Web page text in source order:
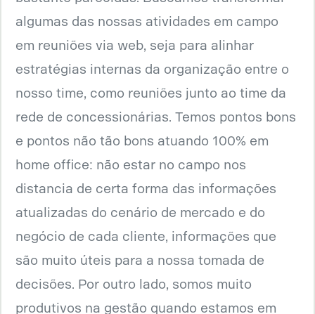
algumas das nossas atividades em campo
em reuniões via web, seja para alinhar
estratégias internas da organização entre o
nosso time, como reuniões junto ao time da
rede de concessionárias. Temos pontos bons
e pontos não tão bons atuando 100% em
home office: não estar no campo nos
distancia de certa forma das informações
atualizadas do cenário de mercado e do
negócio de cada cliente, informações que
são muito úteis para a nossa tomada de
decisões. Por outro lado, somos muito
produtivos na gestão quando estamos em